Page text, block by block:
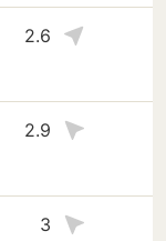
2.6
2.9
3